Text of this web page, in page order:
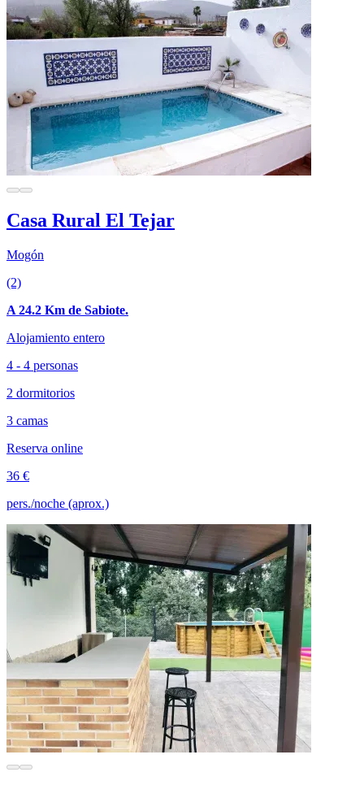
Casa Rural El Tejar
Mogón
(2)
A 24.2 Km de Sabiote.
Alojamiento entero
4 - 4 personas
2 dormitorios
3 camas
Reserva online
36 €
pers./noche (aprox.)